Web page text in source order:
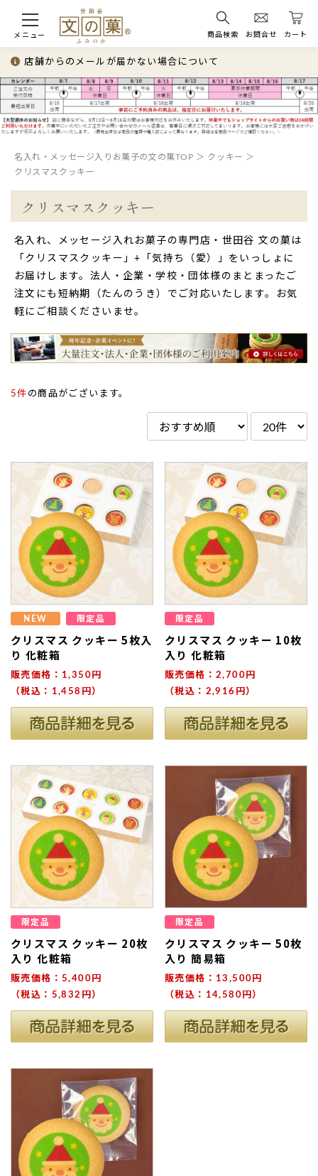
メニュー 商品検索 お問合せ カート
退職・異動の挨拶におすすめのお菓子ギ
フト5選
もらっ
失敗し
店舗からのメールが届かない場合について
名入れ・メッセージ入りお菓子の文の菓TOP
クッキー
クリスマスクッキー
クリスマスクッキー
名入れ、メッセージ入れお菓子の専門店・世田谷 文の菓は
「クリスマスクッキー」+「気持ち（愛）」をいっしょに
お届けします。法人・企業・学校・団体様のまとまったご
注文にも短納期（たんのうき）でご対応いたします。お気
軽にご相談くださいませ。
5件 の商品がございます。
NEW 限定品
クリスマス クッキー 5枚入
り 化粧箱
販売価格：1,350円
（税込：1,458円）
限定品
クリスマス クッキー 10枚
入り 化粧箱
販売価格：2,700円
（税込：2,916円）
限定品
クリスマス クッキー 20枚
入り 化粧箱
販売価格：5,400円
（税込：5,832円）
限定品
クリスマス クッキー 50枚
入り 簡易箱
販売価格：13,500円
（税込：14,580円）